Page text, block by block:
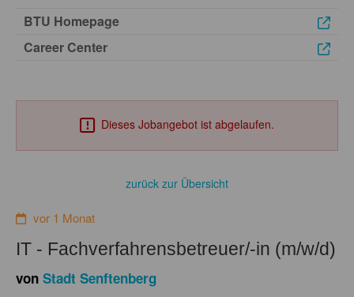
BTU Homepage
Career Center
Dieses Jobangebot ist abgelaufen.
zurück zur Übersicht
vor 1 Monat
IT - Fachverfahrensbetreuer/-in (m/w/d)
von Stadt Senftenberg